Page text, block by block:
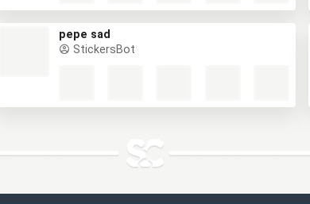
pepe sad
StickersBot